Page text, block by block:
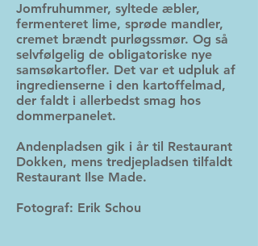
Jomfruhummer, syltede æbler,
fermenteret lime, sprøde mandler,
cremet brændt purløgssmør. Og så
selvfølgelig de obligatoriske nye
samsøkartofler. Det var et udpluk af
ingredienserne i den kartoffelmad,
der faldt i allerbedst smag hos
dommerpanelet.
Andenpladsen gik i år til Restaurant
Dokken, mens tredjepladsen tilfaldt
Restaurant Ilse Made.
Fotograf: Erik Schou